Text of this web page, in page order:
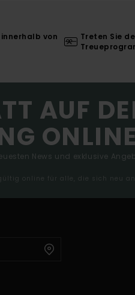
von
Treten Sie
AUF
News und exklusive
online für alle, die sich neu